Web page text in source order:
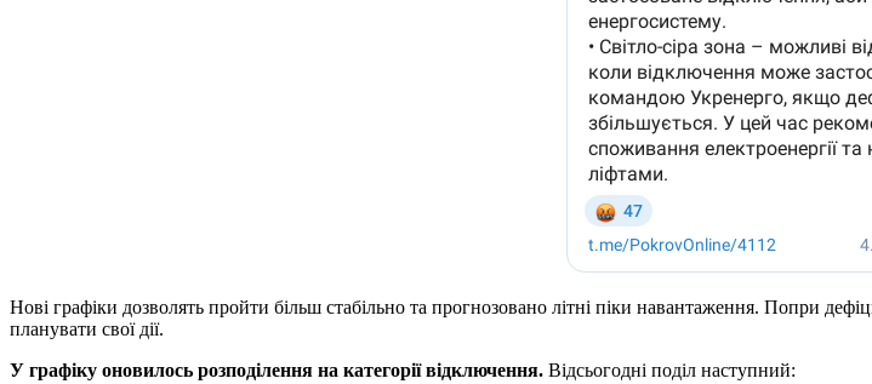
Нові графіки дозволять пройти більш стабільно та прогнозовано літні піки навантаження. Попри
планувати свої дії.
У графіку оновилось розподілення на категорії відключення. Відсьогодні поділ наступний: